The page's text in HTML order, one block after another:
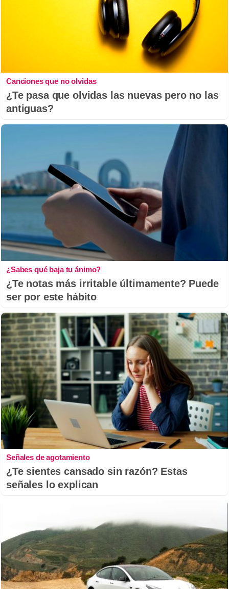
Canciones que no olvidas
¿Te pasa que olvidas las nuevas pero no las
antiguas?
¿Sabes qué baja tu ánimo?
¿Te notas más irritable últimamente? Puede
ser por este hábito
Señales de agotamiento
¿Te sientes cansado sin razón? Estas
señales lo explican